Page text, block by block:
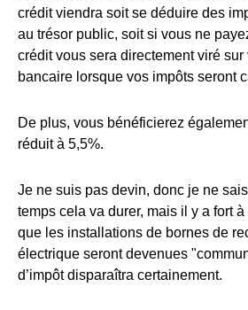
crédit viendra soit se déduire des
au trésor public, soit si vous ne
crédit vous sera directement viré sur
bancaire lorsque vos impôts seront
De plus, vous bénéficierez
réduit à 5,5%.
Je ne suis pas devin, donc je ne
temps cela va durer, mais il y a fort à
que les installations de bornes de
électrique seront devenues
d’impôt disparaîtra certainement.